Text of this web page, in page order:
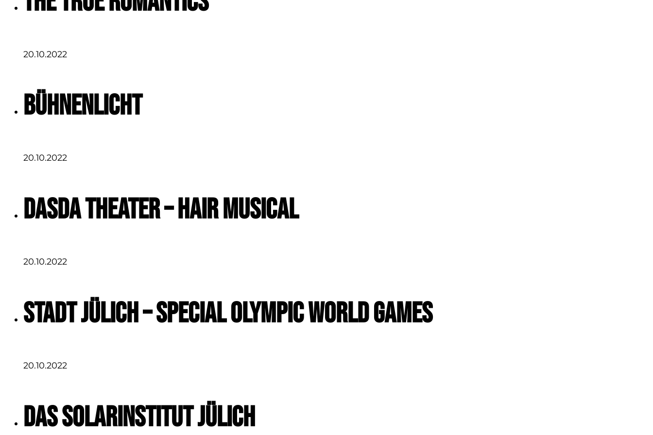
20.10.2022
Bühnenlicht
20.10.2022
DasDa Theater – Hair Musical
20.10.2022
Stadt Jülich – Special Olympic World Games
20.10.2022
Das Solarinstitut Jülich